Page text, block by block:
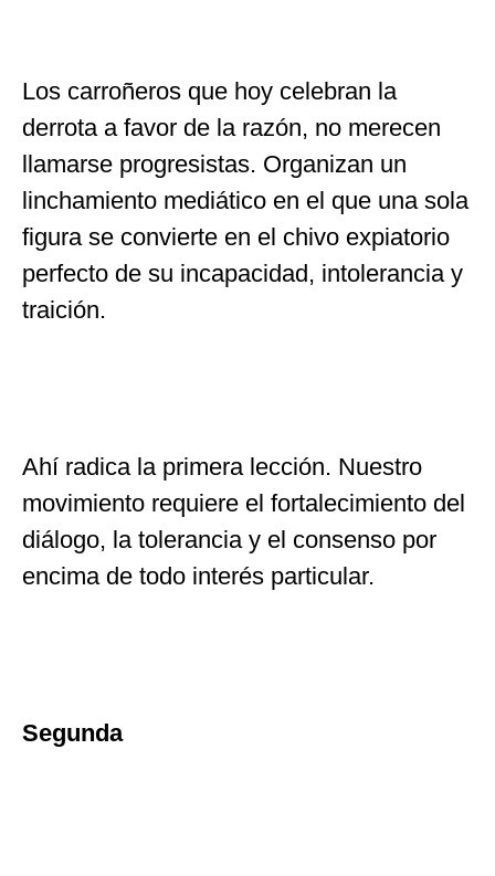
Los carroñeros que hoy celebran la
derrota a favor de la razón, no merecen
llamarse progresistas. Organizan un
linchamiento mediático en el que una sola
figura se convierte en el chivo expiatorio
perfecto de su incapacidad, intolerancia y
traición.
Ahí radica la primera lección. Nuestro
movimiento requiere el fortalecimiento del
diálogo, la tolerancia y el consenso por
encima de todo interés particular.
Segunda